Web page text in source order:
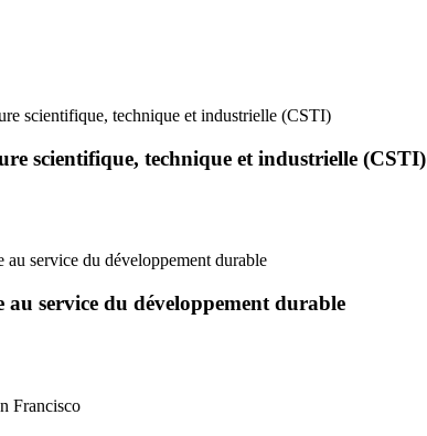
scientifique, technique et industrielle (CSTI)
scientifique, technique et industrielle (CSTI)
au service du développement durable
au service du développement durable
Francisco